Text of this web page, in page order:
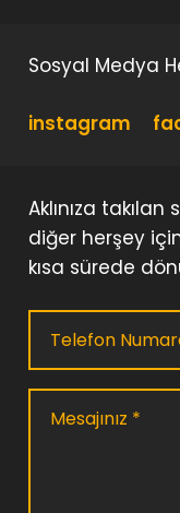
Sosyal Medya
instagram
Aklınıza
diğer herşey
kısa sürede
Telefon
Mesajınız *